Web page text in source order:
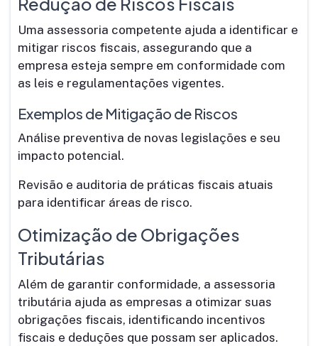
Uma assessoria competente ajuda a identificar e
mitigar riscos fiscais, assegurando que a
empresa esteja sempre em conformidade com
as leis e regulamentações vigentes.
Exemplos de Mitigação de Riscos
Análise preventiva de novas legislações e seu
impacto potencial.
Revisão e auditoria de práticas fiscais atuais
para identificar áreas de risco.
Otimização de Obrigações
Tributárias
Além de garantir conformidade, a assessoria
tributária ajuda as empresas a otimizar suas
obrigações fiscais, identificando incentivos
fiscais e deduções que possam ser aplicados.